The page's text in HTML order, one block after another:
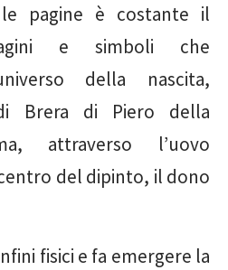
pagine è costante il
e simboli che
della nascita,
Brera di Piero della
attraverso l’uovo
del dipinto, il dono
fisici e fa emergere la